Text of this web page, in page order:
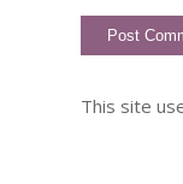
This site